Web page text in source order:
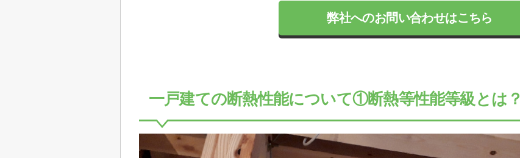
弊社へのお問い合わせはこちら
一戸建ての断熱性能について①断熱等性能等級とは？